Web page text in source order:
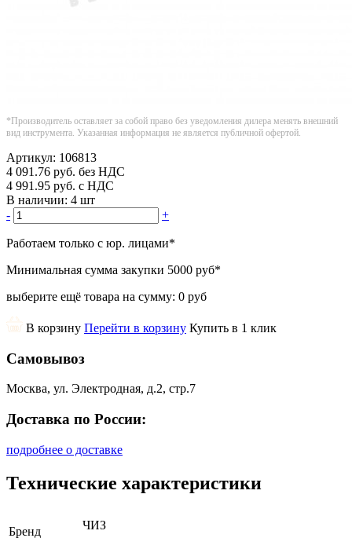
*Производитель оставляет за собой право без уведомления дилера менять внешний
вид инструмента. Указанная информация не является публичной офертой.
Артикул: 106813
4 091.76 руб. без НДС
4 991.95 руб. с НДС
В наличии: 4 шт
-
+
Работаем только с юр. лицами*
Минимальная сумма закупки 5000 руб*
выберите ещё товара на сумму: 0 руб
В корзину Перейти в корзину Купить в 1 клик
Самовывоз
Москва, ул. Электродная, д.2, стр.7
Доставка по России:
подробнее о доставке
Технические характеристики
Бренд ЧИЗ